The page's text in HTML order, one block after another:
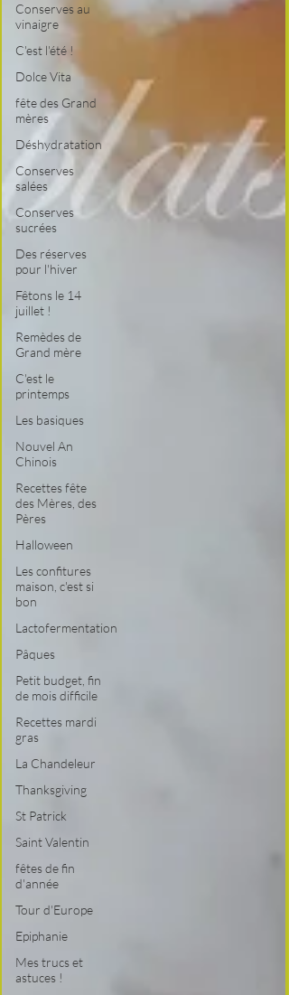
Conserves au
vinaigre
C'est l'été !
Dolce Vita
fête des Grand
mères
Déshydratation
Conserves
salées
Conserves
sucrées
Des réserves
pour l'hiver
Fêtons le 14
juillet !
Remèdes de
Grand mère
C'est le
printemps
Les basiques
Nouvel An
Chinois
Recettes fête
des Mères, des
Pères
Halloween
Les confitures
maison, c'est si
bon
Lactofermentation
Pâques
Petit budget, fin
de mois difficile
Recettes mardi
gras
La Chandeleur
Thanksgiving
St Patrick
Saint Valentin
fêtes de fin
d'année
Tour d'Europe
Epiphanie
Mes trucs et
astuces !